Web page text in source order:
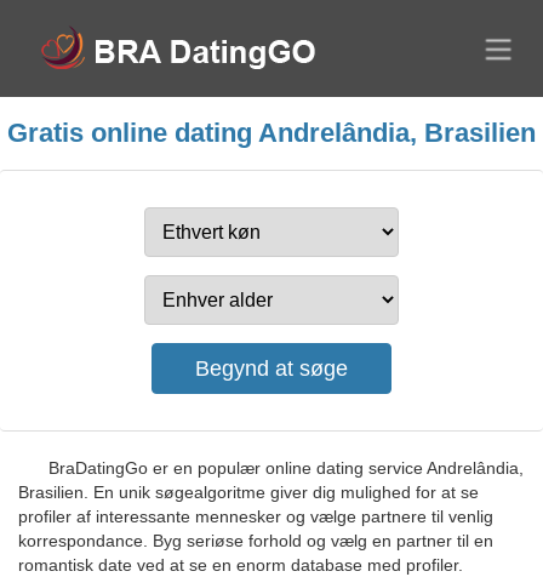
Gratis online dating Andrelândia, Brasilien
BraDatingGo er en populær online dating service Andrelândia,
Brasilien. En unik søgealgoritme giver dig mulighed for at se
profiler af interessante mennesker og vælge partnere til venlig
korrespondance. Byg seriøse forhold og vælg en partner til en
romantisk date ved at se en enorm database med profiler.